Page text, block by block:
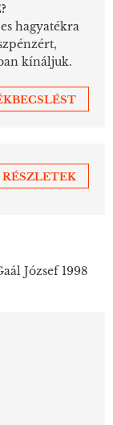
hagyatékra
kínáljuk.
RÉSZLETEK
József 1998